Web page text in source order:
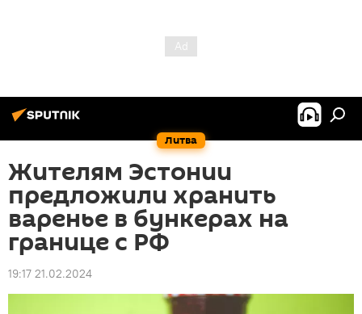
Литва
Жителям Эстонии
предложили хранить
варенье в бункерах на
границе с РФ
19:17 21.02.2024